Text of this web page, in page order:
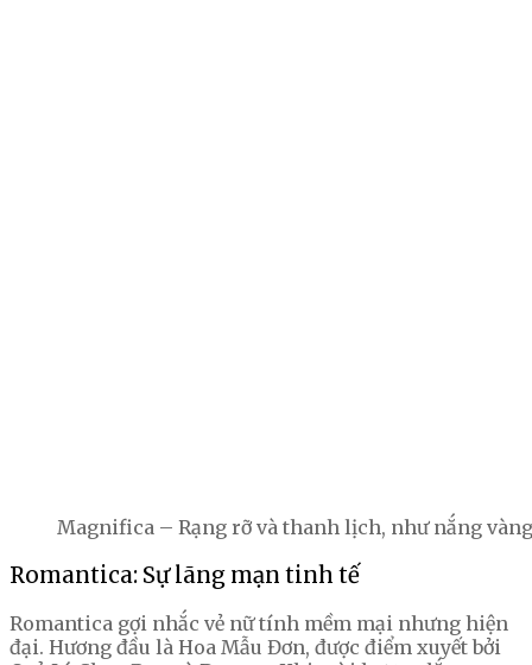
Magnifica – Rạng rỡ và thanh lịch, như nắng vàng
Romantica: Sự lãng mạn tinh tế
Romantica gợi nhắc vẻ nữ tính mềm mại nhưng hiện
đại. Hương đầu là Hoa Mẫu Đơn, được điểm xuyết bởi